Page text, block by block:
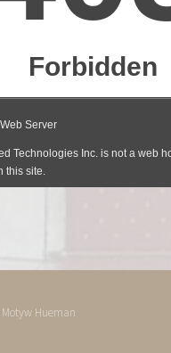
Motyw Hueman